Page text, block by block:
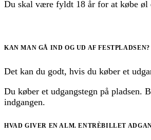
Du skal være fyldt 18 år for at købe øl
KAN MAN GÅ IND OG UD AF FESTPLADSEN?
Det kan du godt, hvis du køber et
Du køber et udgangstegn på pladsen.
indgangen.
HVAD GIVER EN ALM. ENTRÈBILLET